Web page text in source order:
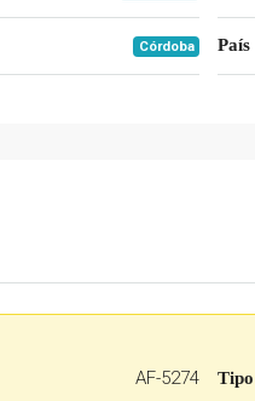
Córdoba País
AF-5274